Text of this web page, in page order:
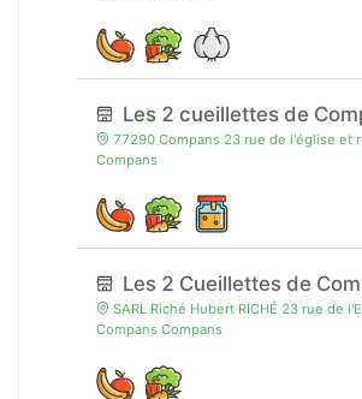
Les 2 cueillettes de
77290 Compans 23 rue de l'église et
Compans
Les 2 Cueillettes de
SARL Riché Hubert RICHÉ 23 rue de
Compans Compans